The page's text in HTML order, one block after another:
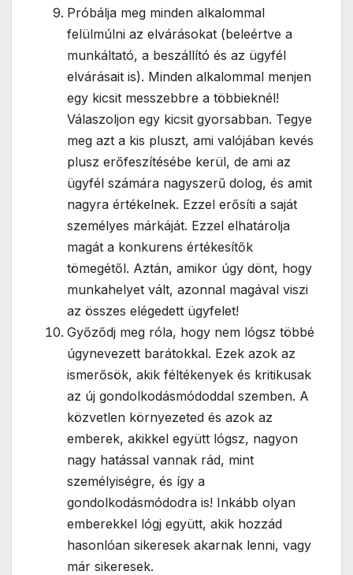
Próbálja meg minden alkalommal
felülmúlni az elvárásokat (beleértve a
munkáltató, a beszállító és az ügyfél
elvárásait is). Minden alkalommal menjen
egy kicsit messzebbre a többieknél!
Válaszoljon egy kicsit gyorsabban. Tegye
meg azt a kis pluszt, ami valójában kevés
plusz erőfeszítésébe kerül, de ami az
ügyfél számára nagyszerű dolog, és amit
nagyra értékelnek. Ezzel erősíti a saját
személyes márkáját. Ezzel elhatárolja
magát a konkurens értékesítők
tömegétől. Aztán, amikor úgy dönt, hogy
munkahelyet vált, azonnal magával viszi
az összes elégedett ügyfelet!
Győződj meg róla, hogy nem lógsz többé
úgynevezett barátokkal. Ezek azok az
ismerősök, akik féltékenyek és kritikusak
az új gondolkodásmódoddal szemben. A
közvetlen környezeted és azok az
emberek, akikkel együtt lógsz, nagyon
nagy hatással vannak rád, mint
személyiségre, és így a
gondolkodásmódodra is! Inkább olyan
emberekkel lógj együtt, akik hozzád
hasonlóan sikeresek akarnak lenni, vagy
már sikeresek.